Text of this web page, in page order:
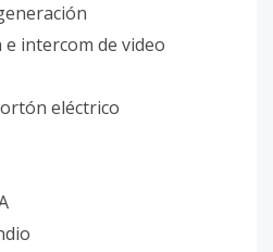
e intercom de video
eléctrico